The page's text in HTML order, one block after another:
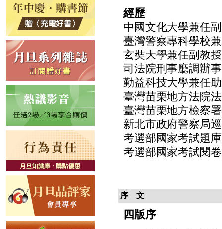
經歷
中國文化大學兼任
臺灣警察專科學校
玄奘大學兼任副教授
司法院刑事廳調辦
勤益科技大學兼任
臺灣苗栗地方法院
臺灣苗栗地方檢察
新北市政府警察局
考選部國家考試題
考選部國家考試閱
序 文
四版序